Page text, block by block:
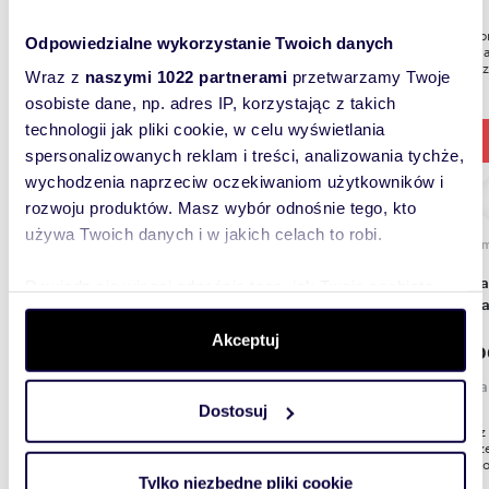
Odpowiedzialne wykorzystanie Twoich danych
Wraz z naszymi 1022 partnerami przetwarzamy Twoje
osobiste dane, np. adres IP, korzystając z takich
technologii jak pliki cookie, w celu wyświetlania
spersonalizowanych reklam i treści, analizowania tychże,
wychodzenia naprzeciw oczekiwaniom użytkowników i
rozwoju produktów. Masz wybór odnośnie tego, kto
używa Twoich danych i w jakich celach to robi.
dane są przetwarzane oraz ustaw własne preferencje w
. W Deklaracji plików cookie możesz
zmienić lub wycofać swoją zgodę w dowolnej chwili.
Wykorzystujemy pliki cookie do spersonalizowania treści
i reklam, aby oferować funkcje społecznościowe i
Akceptuj
Dostosuj
Tylko niezbędne pliki cookie
854 m²
okolica
750